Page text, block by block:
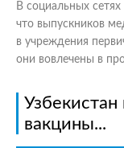
В социальных
что выпускников
в учреждения
они вовлечены в
вакцины...